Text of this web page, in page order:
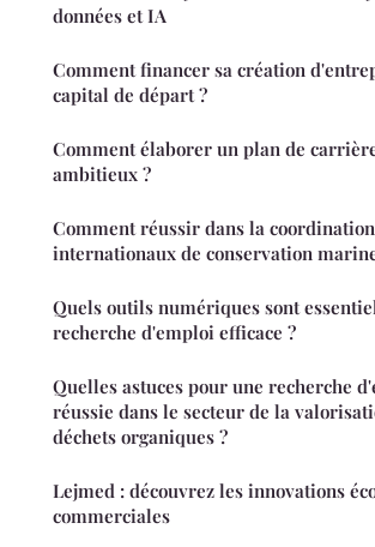
données et IA
Comment financer sa création
capital de départ ?
Comment élaborer un plan de
ambitieux ?
Comment réussir dans la
internationaux de conservation
Quels outils numériques sont
recherche d'emploi efficace ?
Quelles astuces pour une recherche
réussie dans le secteur de la
déchets organiques ?
Lejmed : découvrez les innovations
commerciales